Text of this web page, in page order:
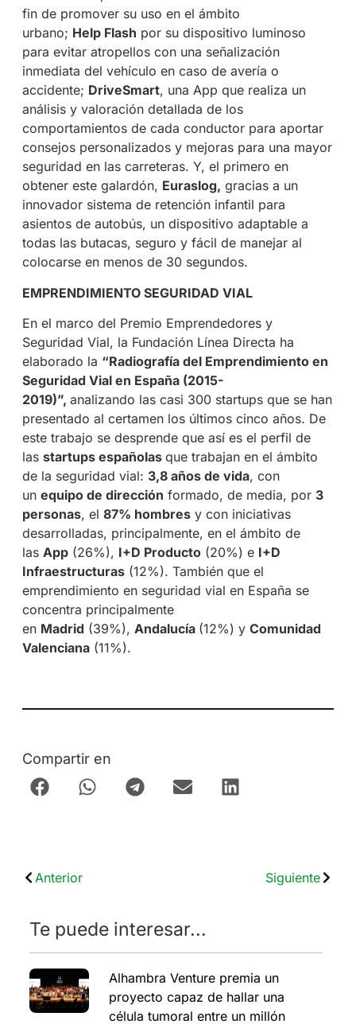
fin de promover su uso en el ámbito
urbano; Help Flash por su dispositivo luminoso
para evitar atropellos con una señalización
inmediata del vehículo en caso de avería o
accidente; DriveSmart, una App que realiza un
análisis y valoración detallada de los
comportamientos de cada conductor para aportar
consejos personalizados y mejoras para una mayor
seguridad en las carreteras. Y, el primero en
obtener este galardón, Euraslog, gracias a un
innovador sistema de retención infantil para
asientos de autobús, un dispositivo adaptable a
todas las butacas, seguro y fácil de manejar al
colocarse en menos de 30 segundos.
EMPRENDIMIENTO SEGURIDAD VIAL
En el marco del Premio Emprendedores y
Seguridad Vial, la Fundación Línea Directa ha
elaborado la “Radiografía del Emprendimiento en
Seguridad Vial en España (2015-
2019)”, analizando las casi 300 startups que se han
presentado al certamen los últimos cinco años. De
este trabajo se desprende que así es el perfil de
las startups españolas que trabajan en el ámbito
de la seguridad vial: 3,8 años de vida, con
un equipo de dirección formado, de media, por 3
personas, el 87% hombresy con iniciativas
desarrolladas, principalmente, en el ámbito de
las App(26%), I+D Producto(20%) e I+D
Infraestructuras(12%). También que el
emprendimiento en seguridad vial en España se
concentra principalmente
en Madrid (39%), Andalucía (12%) y Comunidad
Valenciana(11%).
Compartir en
Anterior Siguiente
Te puede interesar...
Alhambra Venture premia un
proyecto capaz de hallar una
célula tumoral entre un millón